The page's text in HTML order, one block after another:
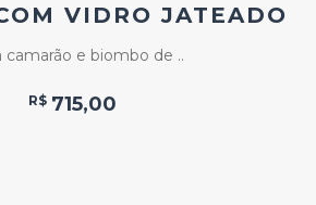
VIDRO JATEADO
camarão e biombo de ..
R$ 715,00